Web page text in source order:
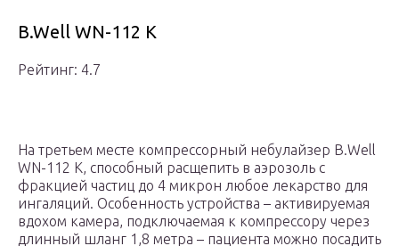
B.Well WN-112 K
Рейтинг: 4.7
На третьем месте компрессорный небулайзер B.Well
WN-112 K, способный расщепить в аэрозоль с
фракцией частиц до 4 микрон любое лекарство для
ингаляций. Особенность устройства – активируемая
вдохом камера, подключаемая к компрессору через
длинный шланг 1,8 метра – пациента можно посадить